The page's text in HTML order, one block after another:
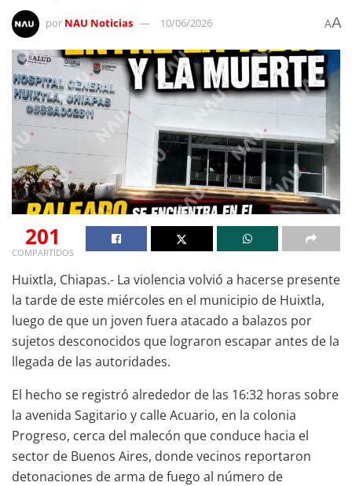
por NAU Noticias 10/06/2026 AA
201
COMPARTIDOS
Huixtla, Chiapas.- La violencia volvió a hacerse presente
la tarde de este miércoles en el municipio de Huixtla,
luego de que un joven fuera atacado a balazos por
sujetos desconocidos que lograron escapar antes de la
llegada de las autoridades.
El hecho se registró alrededor de las 16:32 horas sobre
la avenida Sagitario y calle Acuario, en la colonia
Progreso, cerca del malecón que conduce hacia el
sector de Buenos Aires, donde vecinos reportaron
detonaciones de arma de fuego al número de